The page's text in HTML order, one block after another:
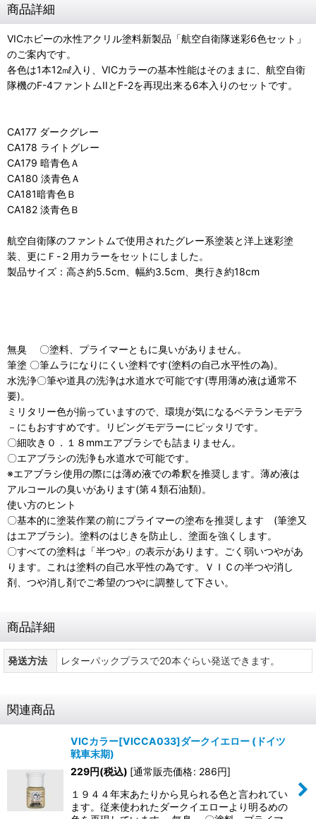
商品詳細
VICホビーの水性アクリル塗料新製品「航空自衛隊迷彩6色セット」
のご案内です。
各色は1本12㎖入り、VICカラーの基本性能はそのままに、航空自衛
隊機のF-4ファントムIIとF-2を再現出来る6本入りのセットです。
CA177 ダークグレー
CA178 ライトグレー
CA179 暗青色Ａ
CA180 淡青色Ａ
CA181暗青色Ｂ
CA182 淡青色Ｂ
航空自衛隊のファントムで使用されたグレー系塗装と洋上迷彩塗
装、更にＦ-２用カラーをセットにしました。
製品サイズ：高さ約5.5cm、幅約3.5cm、奥行き約18cm
無臭 〇塗料、プライマーともに臭いがありません。
筆塗 〇筆ムラになりにくい塗料です(塗料の自己水平性の為)。
水洗浄〇筆や道具の洗浄は水道水で可能です(専用薄め液は通常不
要)。
ミリタリー色が揃っていますので、環境が気になるベテランモデラ
－にもおすすめです。リビングモデラーにピッタリです。
〇細吹き０．１８mmエアブラシでも詰まりません。
〇エアブラシの洗浄も水道水で可能です。
※エアブラシ使用の際には薄め液での希釈を推奨します。薄め液は
アルコールの臭いがあります(第４類石油類)。
使い方のヒント
〇基本的に塗装作業の前にプライマーの塗布を推奨します (筆塗又
はエアブラシ)。塗料のはじきを防止し、塗面を強くします。
〇すべての塗料は「半つや」の表示があります。ごく弱いつやがあ
ります。これは塗料の自己水平性の為です。ＶＩＣの半つや消し
剤、つや消し剤でご希望のつやに調整して下さい。
商品詳細
発送方法 レターパックプラスで20本ぐらい発送できます。
関連商品
VICカラー[VICCA033]ダークイエロー (ドイツ
戦車末期)
229円(税込) [通常販売価格: 286円]
１９４４年末あたりから見られる色と言われてい
ます。従来使われたダークイエローより明るめの